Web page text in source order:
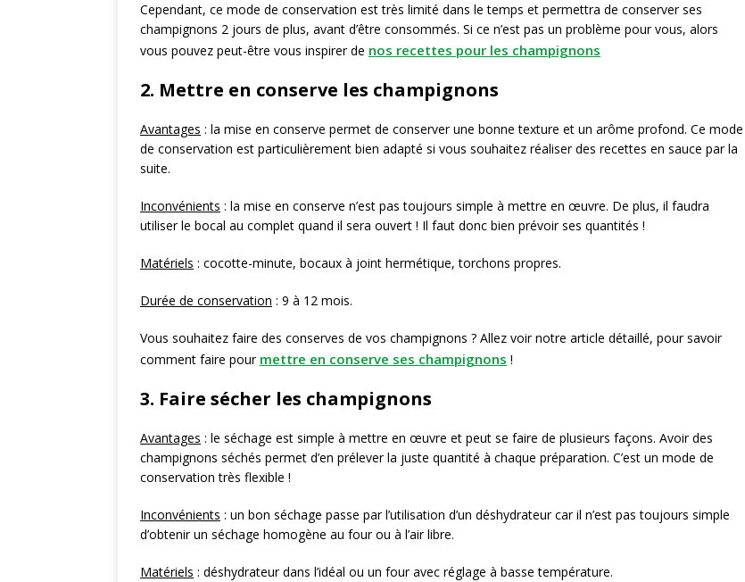
Cependant, ce mode de conservation est très limité dans le temps et permettra de conserver ses
champignons 2 jours de plus, avant d’être consommés. Si ce n’est pas un problème pour vous, alors
vous pouvez peut-être vous inspirer de nos recettes pour les champignons
2. Mettre en conserve les champignons
Avantages : la mise en conserve permet de conserver une bonne texture et un arôme profond. Ce mode
de conservation est particulièrement bien adapté si vous souhaitez réaliser des recettes en sauce par la
suite.
Inconvénients : la mise en conserve n’est pas toujours simple à mettre en œuvre. De plus, il faudra
utiliser le bocal au complet quand il sera ouvert ! Il faut donc bien prévoir ses quantités !
Matériels : cocotte-minute, bocaux à joint hermétique, torchons propres.
Durée de conservation : 9 à 12 mois.
Vous souhaitez faire des conserves de vos champignons ? Allez voir notre article détaillé, pour savoir
comment faire pour mettre en conserve ses champignons !
3. Faire sécher les champignons
Avantages : le séchage est simple à mettre en œuvre et peut se faire de plusieurs façons. Avoir des
champignons séchés permet d’en prélever la juste quantité à chaque préparation. C’est un mode de
conservation très flexible !
Inconvénients : un bon séchage passe par l’utilisation d’un déshydrateur car il n’est pas toujours simple
d’obtenir un séchage homogène au four ou à l’air libre.
Matériels : déshydrateur dans l’idéal ou un four avec réglage à basse température.